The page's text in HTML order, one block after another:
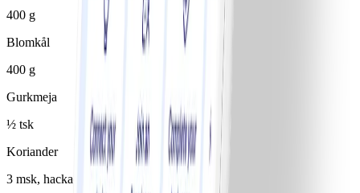
400 g
Blomkål
400 g
Gurkmeja
½ tsk
Koriander
3 msk, hackad färsk